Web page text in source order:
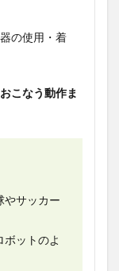
の使用・着
こなう動作ま
やサッカー
ットのよ